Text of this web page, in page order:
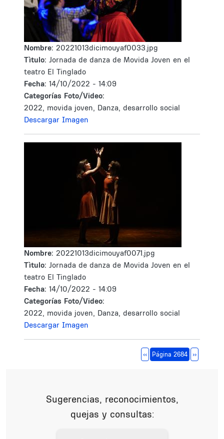
Nombre: 20221013dicimouyaf0033.jpg
Tìtulo: Jornada de danza de Movida Joven en el
teatro El Tinglado
Fecha: 14/10/2022 - 14:09
Categorías Foto/Video:
2022, movida joven, Danza, desarrollo social
Descargar Imagen
Nombre: 20221013dicimouyaf0071.jpg
Tìtulo: Jornada de danza de Movida Joven en el
teatro El Tinglado
Fecha: 14/10/2022 - 14:09
Categorías Foto/Video:
2022, movida joven, Danza, desarrollo social
Descargar Imagen
Página anterior
‹‹ Página 2684 Siguiente
››
Sugerencias, reconocimientos,
quejas y consultas: